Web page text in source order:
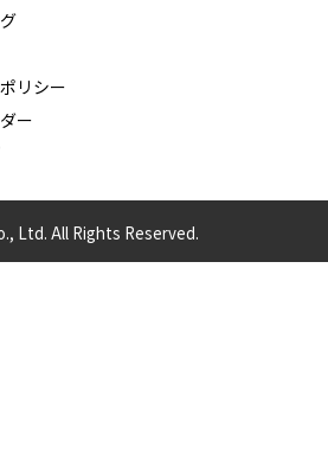
リシー
ー
Ltd. All Rights Reserved.